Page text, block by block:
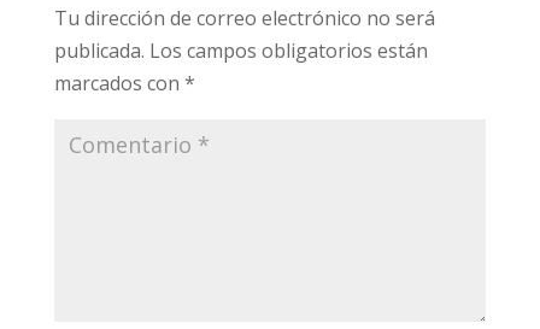
Tu dirección de correo electrónico no será
publicada. Los campos obligatorios están
marcados con *